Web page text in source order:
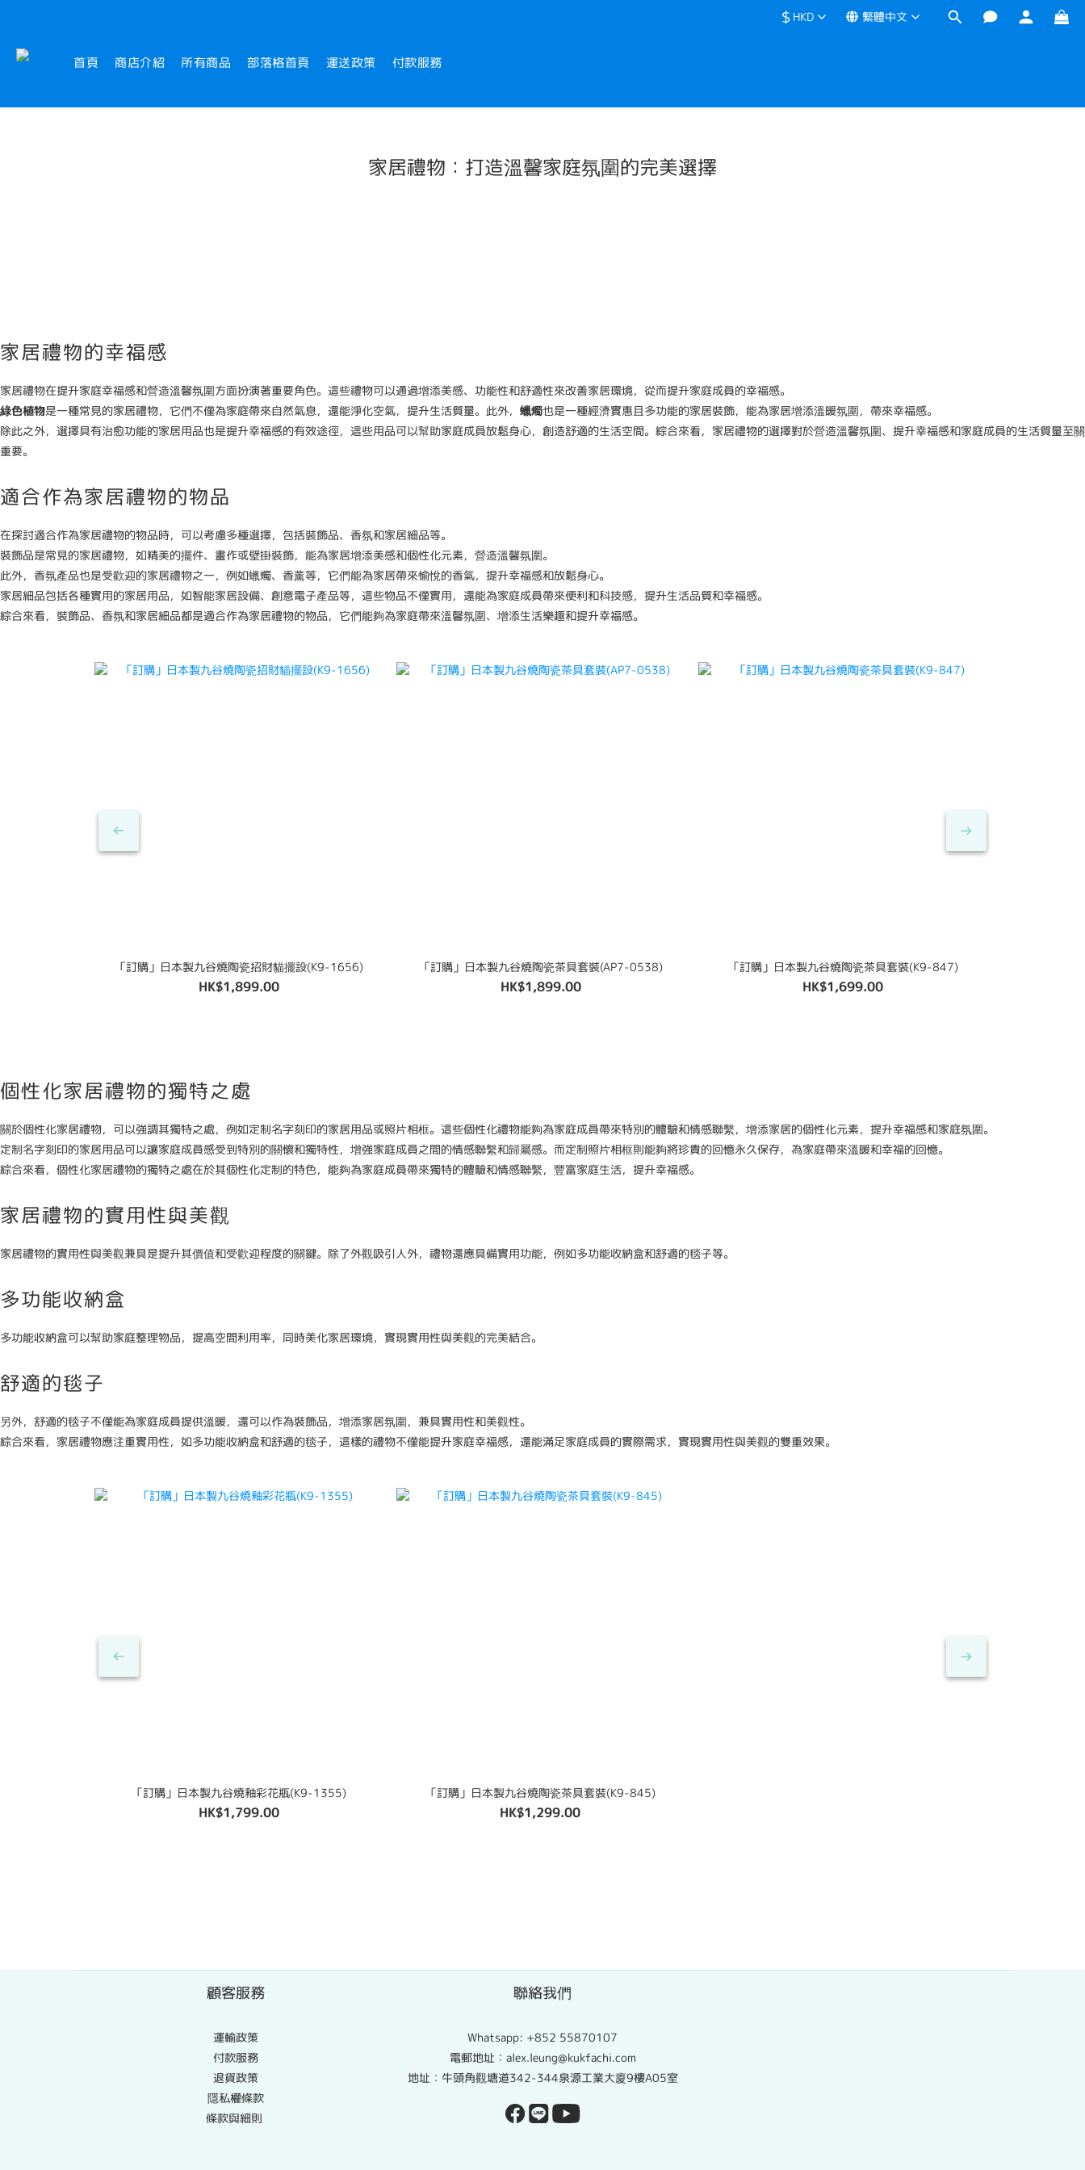
$ HKD 繁體中文
首頁 商店介紹 所有商品 部落格首頁 運送政策 付款服務
家居禮物：打造溫馨家庭氛圍的完美選擇
家居禮物的幸福感
家居禮物在提升家庭幸福感和營造溫馨氛圍方面扮演著重要角色。這些禮物可以通過增添美感、功能性和舒適性來改善家居環境，從而提升家庭成員的幸福感。
綠色植物是一種常見的家居禮物，它們不僅為家庭帶來自然氣息，還能淨化空氣，提升生活質量。此外， 蠟燭也是一種經濟實惠且多功能的家居裝飾，能為家居增添溫暖氛圍，帶來幸福感。
除此之外，選擇具有治愈功能的家居用品也是提升幸福感的有效途徑，這些用品可以幫助家庭成員放鬆身心，創造舒適的生活空間。綜合來看，家居禮物的選擇對於營造溫馨氛圍、提升幸福感和家庭成員的生活質量至關
重要。
適合作為家居禮物的物品
在探討適合作為家居禮物的物品時，可以考慮多種選擇，包括裝飾品、香氛和家居細品等。
裝飾品是常見的家居禮物，如精美的擺件、畫作或壁掛裝飾，能為家居增添美感和個性化元素，營造溫馨氛圍。
此外，香氛產品也是受歡迎的家居禮物之一，例如蠟燭、香薰等，它們能為家居帶來愉悅的香氣，提升幸福感和放鬆身心。
家居細品包括各種實用的家居用品，如智能家居設備、創意電子產品等，這些物品不僅實用，還能為家庭成員帶來便利和科技感，提升生活品質和幸福感。
綜合來看，裝飾品、香氛和家居細品都是適合作為家居禮物的物品，它們能夠為家庭帶來溫馨氛圍、增添生活樂趣和提升幸福感。
「訂購」日本製九谷燒陶瓷招財貓擺設(K9-1656)
HK$1,899.00
「訂購」日本製九谷燒陶瓷茶具套裝(AP7-0538)
HK$1,899.00
「訂購」日本製九谷燒陶瓷茶具套裝(K9-847)
HK$1,699.00
個性化家居禮物的獨特之處
關於個性化家居禮物，可以強調其獨特之處，例如定制名字刻印的家居用品或照片相框。這些個性化禮物能夠為家庭成員帶來特別的體驗和情感聯繫，增添家居的個性化元素，提升幸福感和家庭氛圍。
定制名字刻印的家居用品可以讓家庭成員感受到特別的關懷和獨特性，增強家庭成員之間的情感聯繫和歸屬感。而定制照片相框則能夠將珍貴的回憶永久保存，為家庭帶來溫暖和幸福的回憶。
綜合來看，個性化家居禮物的獨特之處在於其個性化定制的特色，能夠為家庭成員帶來獨特的體驗和情感聯繫，豐富家庭生活，提升幸福感。
家居禮物的實用性與美觀
家居禮物的實用性與美觀兼具是提升其價值和受歡迎程度的關鍵。除了外觀吸引人外，禮物還應具備實用功能，例如多功能收納盒和舒適的毯子等。
多功能收納盒
多功能收納盒可以幫助家庭整理物品，提高空間利用率，同時美化家居環境，實現實用性與美觀的完美結合。
舒適的毯子
另外，舒適的毯子不僅能為家庭成員提供溫暖，還可以作為裝飾品，增添家居氛圍，兼具實用性和美觀性。
綜合來看，家居禮物應注重實用性，如多功能收納盒和舒適的毯子，這樣的禮物不僅能提升家庭幸福感，還能滿足家庭成員的實際需求，實現實用性與美觀的雙重效果。
「訂購」日本製九谷燒釉彩花瓶(K9-1355)
HK$1,799.00
「訂購」日本製九谷燒陶瓷茶具套裝(K9-845)
HK$1,299.00
顧客服務
運輸政策
付款服務
退貨政策
隱私權條款
條款與細則
聯絡我們
Whatsapp: +852 55870107
電郵地址：alex.leung@kukfachi.com
地址：牛頭角觀塘道342-344泉源工業大廈9樓A05室